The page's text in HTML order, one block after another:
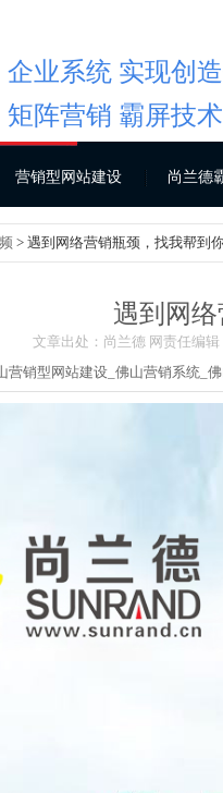
企业系统 实现创
矩阵营销 霸屏技
营销型网站建设 尚兰德
> 遇到网络营销瓶颈，找我帮到你
遇到网络
文章出处：尚兰德 网责任编
营销型网站建设_ 佛山营销系统_